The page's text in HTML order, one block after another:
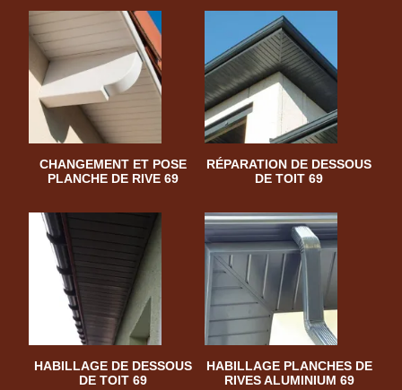
CHANGEMENT ET POSE
PLANCHE DE RIVE 69
RÉPARATION DE DESSOUS
DE TOIT 69
HABILLAGE DE DESSOUS
DE TOIT 69
HABILLAGE PLANCHES DE
RIVES ALUMINIUM 69